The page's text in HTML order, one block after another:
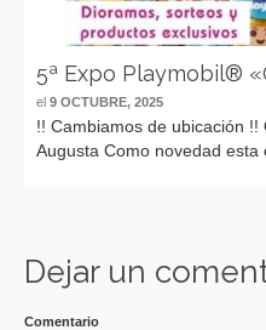
5ª Expo Playmobil®
el 9 OCTUBRE, 2025
!! Cambiamos de ubicación
Augusta Como novedad esta
Dejar un
Comentario